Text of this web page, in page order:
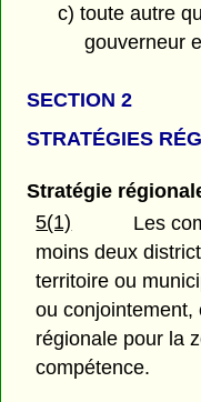
c) toute autre
gouverneur
SECTION 2
STRATÉGIES
Stratégie
5(1)
Les
moins deux
territoire ou
ou conjointement,
régionale pour la
compétence.